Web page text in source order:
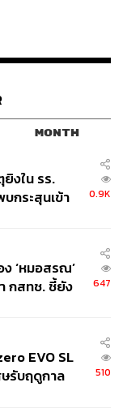
MONTH
งใน รร.
กระสุนเข้า
0.9K
‘หมอสรณ’
กสทช. ชี้ยัง
647
EVO SL
รับฤดูกาล
510